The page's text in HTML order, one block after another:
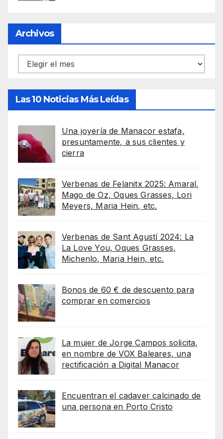
Archivos
Archivos
Las 10 Noticias Más Leídas
Una joyería de Manacor estafa,
presuntamente, a sus clientes y
cierra
Verbenas de Felanitx 2025: Amaral,
Mago de Oz, Oques Grasses, Lori
Meyers, Maria Hein, etc.
Verbenas de Sant Agustí 2024: La
La Love You, Oques Grasses,
Michenlo, Maria Hein, etc.
Bonos de 60 € de descuento para
comprar en comercios
La mujer de Jorge Campos solicita,
en nombre de VOX Baleares, una
rectificación a Digital Manacor
Encuentran el cadaver calcinado de
una persona en Porto Cristo